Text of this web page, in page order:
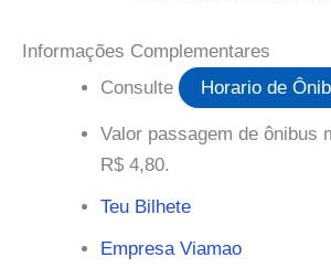
Informações Complementares
Consulte
Horario de
Valor passagem de ônibus
R$ 4,80.
Teu Bilhete
Empresa Viamao